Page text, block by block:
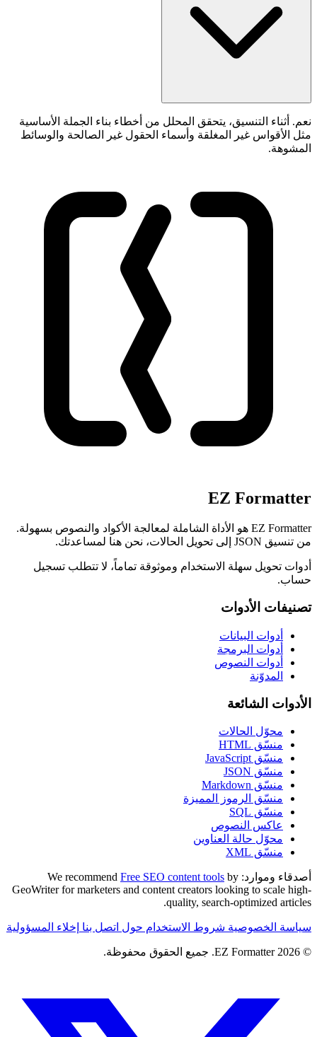
نعم. أثناء التنسيق، يتحقق المحلل من أخطاء بناء الجملة الأساسية
مثل الأقواس غير المغلقة وأسماء الحقول غير الصالحة والوسائط
المشوهة.
EZ Formatter
EZ Formatter هو الأداة الشاملة لمعالجة الأكواد والنصوص بسهولة.
من تنسيق JSON إلى تحويل الحالات، نحن هنا لمساعدتك.
أدوات تحويل سهلة الاستخدام وموثوقة تماماً، لا تتطلب تسجيل
حساب.
تصنيفات الأدوات
أدوات البيانات
أدوات البرمجة
أدوات النصوص
المدوّنة
الأدوات الشائعة
محوّل الحالات
منسّق HTML
منسّق JavaScript
منسّق JSON
منسّق Markdown
منسّق الرموز المميزة
منسّق SQL
عاكس النصوص
محوّل حالة العناوين
منسّق XML
أصدقاء وموارد: Free SEO content tools by
GeoWriter for marketers and content creators looking to scale high-
quality, search-optimized articles.
سياسة الخصوصية شروط الاستخدام حول اتصل بنا إخلاء المسؤولية
© 2026 EZ Formatter. جميع الحقوق محفوظة.